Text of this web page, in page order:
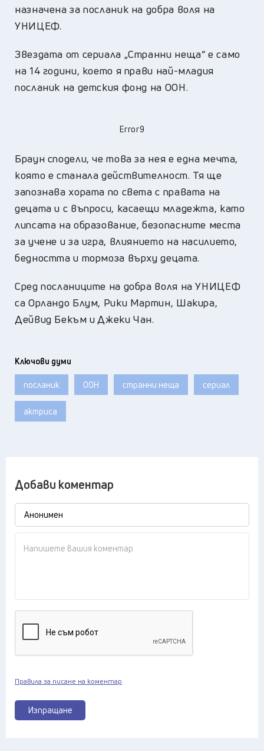
назначена за посланик на добра воля на
УНИЦЕФ.
Звездата от сериала „Странни неща“ е само
на 14 години, което я прави най-младия
посланик на детския фонд на ООН.
Error9
Браун сподели, че това за нея е една мечта,
която е станала действителност. Тя ще
запознава хората по света с правата на
децата и с въпроси, касаещи младежта, като
липсата на образование, безопасните места
за учене и за игра, влиянието на насилието,
бедността и тормоза върху децата.
Сред посланиците на добра воля на УНИЦЕФ
са Орландо Блум, Рики Мартин, Шакира,
Дейвид Бекъм и Джеки Чан.
Ключови думи
посланик ООН странни неща сериал
актриса
Добави коментар
Изпращане
Правила за писане на коментар